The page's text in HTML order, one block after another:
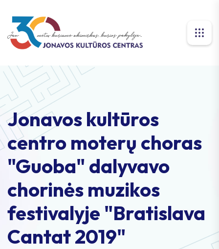
Jonavos kultūros
centro moterų choras
"Guoba" dalyvavo
chorinės muzikos
festivalyje "Bratislava
Cantat 2019"